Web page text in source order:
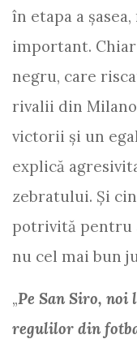
în etapa a
important.
negru, care
rivalii din
victorii şi un
explică
zebratului. Şi
potrivită pentru
nu cel mai bun
„Pe San Siro,
regulilor din